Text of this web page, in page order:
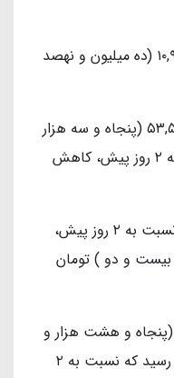
ربع سکه در بازار داخلی هم ۱۰,۹۵۰,۰۰۰ (ده میلیون و نهصد
قیمت دلار در بازار آزاد، امروز به ۵۳,۵۰۰ (پنجاه و سه هزار
و پانصد ) تومان رسید که نسبت به ۲ روز پیش، کاهش
همچنین دلار مبادله ای با کاهش نسبت به ۲ روز پیش،
و بیست و دو ) تومان
یورو در بازار آزاد، امروز به ۵۸,۲۶۶ (پنجاه و هشت هزار و
دویست و شصت و شش ) تومان رسید که نسبت به ۲